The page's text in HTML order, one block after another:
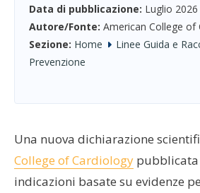
Data di pubblicazione: Luglio 2026
Autore/Fonte: American College of
Sezione: Home
Linee Guida e
Prevenzione
Una nuova dichiarazione
College of Cardiology pubblicata
indicazioni basate su evidenze